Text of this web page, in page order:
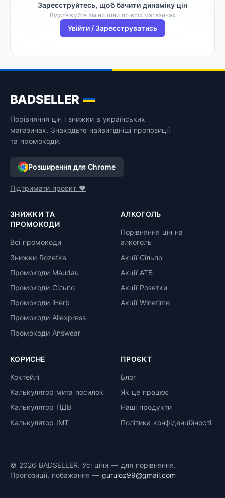
Зареєструйтесь, щоб бачити динаміку цін
Відстежуйте зміни ціни по всіх магазинах
Увійти / Зареєструватись
BADSELLER
Порівняння цін і знижки в українських
магазинах. Знаходьте найвигідніші пропозиції
та промокоди.
Розширення для Chrome
Підтримати проєкт ❤️
ЗНИЖКИ ТА
ПРОМОКОДИ
Всі промокоди
Знижки Rozetka
Промокоди Maudau
Промокоди Сільпо
Промокоди iHerb
Промокоди Aliexpress
Промокоди Answear
АЛКОГОЛЬ
Порівняння цін на
алкоголь
Акції Сільпо
Акції АТБ
Акції Розетки
Акції Winetime
КОРИСНЕ
Коктейлі
Калькулятор мита посилок
Калькулятор ПДВ
Калькулятор ІМТ
ПРОЄКТ
Блог
Як це працює
Наші продукти
Політика конфіденційності
© 2026 BADSELLER. Усі ціни — для порівняння.
Пропозиції, побажання — guruloz99@gmail.com